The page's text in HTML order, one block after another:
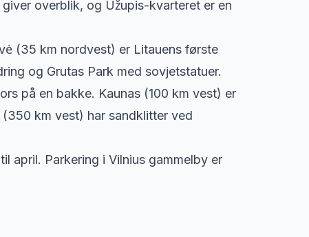
overblik, og Užupis-kvarteret er en
(35 km nordvest) er Litauens første
og Grutas Park med sovjetstatuer.
på en bakke. Kaunas (100 km vest) er
km vest) har sandklitter ved
april. Parkering i Vilnius gammelby er